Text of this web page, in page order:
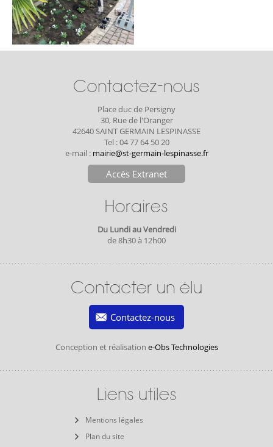
Contactez-nous
Place duc de Persigny
30, Rue de l'Oranger
42640 SAINT GERMAIN LESPINASSE
Tel : 04 77 64 50 20
e-mail : mairie@st-germain-lespinasse.fr
Accès Extranet
Horaires
Du Lundi au Vendredi
de 8h30 à 12h00
Contacter un élu
Contactez-nous
Conception et réalisation e-Obs Technologies
Liens utiles
Mentions légales
Plan du site